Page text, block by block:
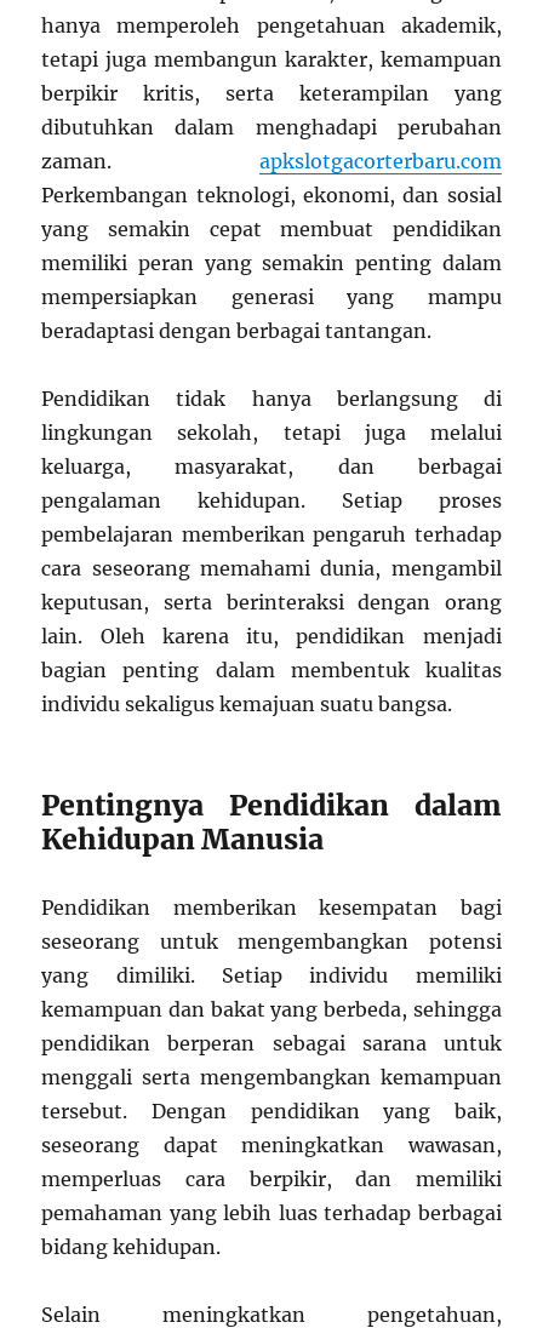
hanya memperoleh pengetahuan akademik,
tetapi juga membangun karakter, kemampuan
berpikir kritis, serta keterampilan yang
dibutuhkan dalam menghadapi perubahan
zaman. apkslotgacorterbaru.com
Perkembangan teknologi, ekonomi, dan sosial
yang semakin cepat membuat pendidikan
memiliki peran yang semakin penting dalam
mempersiapkan generasi yang mampu
beradaptasi dengan berbagai tantangan.
Pendidikan tidak hanya berlangsung di
lingkungan sekolah, tetapi juga melalui
keluarga, masyarakat, dan berbagai
pengalaman kehidupan. Setiap proses
pembelajaran memberikan pengaruh terhadap
cara seseorang memahami dunia, mengambil
keputusan, serta berinteraksi dengan orang
lain. Oleh karena itu, pendidikan menjadi
bagian penting dalam membentuk kualitas
individu sekaligus kemajuan suatu bangsa.
Pentingnya Pendidikan dalam
Kehidupan Manusia
Pendidikan memberikan kesempatan bagi
seseorang untuk mengembangkan potensi
yang dimiliki. Setiap individu memiliki
kemampuan dan bakat yang berbeda, sehingga
pendidikan berperan sebagai sarana untuk
menggali serta mengembangkan kemampuan
tersebut. Dengan pendidikan yang baik,
seseorang dapat meningkatkan wawasan,
memperluas cara berpikir, dan memiliki
pemahaman yang lebih luas terhadap berbagai
bidang kehidupan.
Selain meningkatkan pengetahuan,